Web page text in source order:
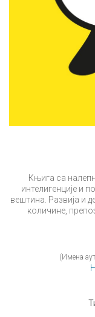
Књига са
интелигенције и
вештина. Развија и
количине,
(Имена